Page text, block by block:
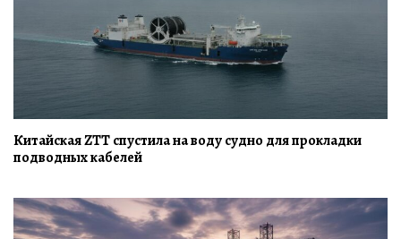
Китайская ZTT спустила на воду судно для прокладки
подводных кабелей